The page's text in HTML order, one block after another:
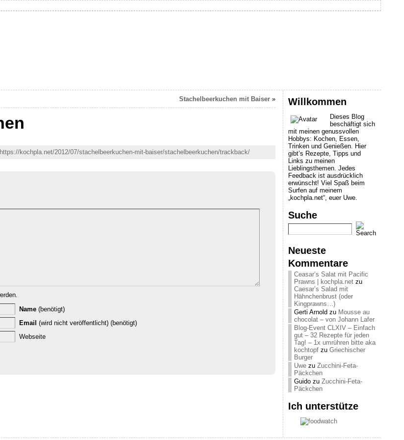
Stachelbeerkuchen mit Baiser »
kochpla.net/2012/07/stachelbeerkuchen-mit-baiser/stachelbeerkuchen/trackback/
Name (benötigt)
Email (wird nicht veröffentlicht) (benötigt)
Webseite
Willkommen
Dieses Blog
beschäftigt sich
mit meinen genussvollen
Hobbys: Kochen, Essen,
Trinken und Genießen. Hier
gibt’s Rezepte, Tipps und
Links zu meinen
Lieblingsthemen. Jedes
Feedback ist ausdrücklich
erwünscht! Viel Spaß beim
Surfen auf meinem
„kochpla.net“, euer Uwe.
Suche
Neueste
Kommentare
Ceasar’s Salat mit Pacific
Prawns | kochpla.net zu
Caesar’s Salad mit
Hähnchenbrust (oder
Kingprawns…)
Gerti Arnold zu Mousse au
chocolat – von Johann Lafer
Blog-Event CLXIV – Einfach
gut – 32 Rezepte für jeden
Tag! – 1x umrühren bitte aka
kochtopf zu Griechischer
Burger
Uwe zu Zucchini-Feta-
Päckchen
Guido zu Zucchini-Feta-
Päckchen
Ich unterstütze